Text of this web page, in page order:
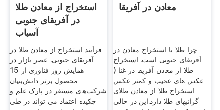
استخراج از معادن طلا
در آفریقای جنوبی
آسیاب
فرآیند استخراج از معادن طلا در
آفریقای جنوبی. عصر بازار در
همایش روز فناوری از 15
محصول برتر دانش‌بنیان
شرکت‌های مستقر در پارک علم و
چكيده اعتماد می تواند در طی
معادن در آفریقا
چرا طلا با استخراج معادن در
آفریقای جنوبی است. استخراج
طلا از معادن آفریقا در غنا (
عکس های عجیب و کمتر عکس
استخراج طلا از معادن طلای
گرانبهای طلا دارد.این در حالی